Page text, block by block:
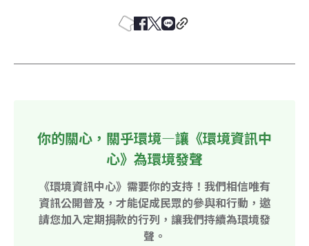
你的關心，關乎環境—讓《環境資訊中
心》為環境發聲
《環境資訊中心》需要你的支持！我們相信唯有
資訊公開普及，才能促成民眾的參與和行動，邀
請您加入定期捐款的行列，讓我們持續為環境發
聲。